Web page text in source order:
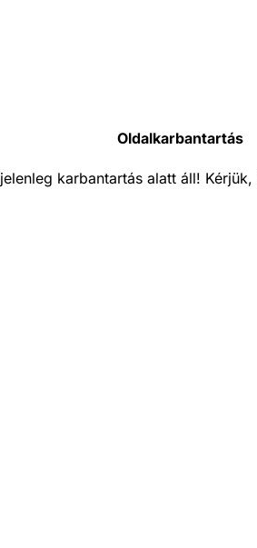
Oldalkarbantartás
karbantartás alatt áll!